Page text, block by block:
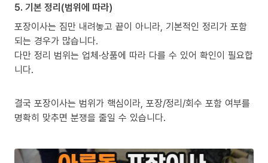
5. 기본 정리(범위에 따라)
포장이사는 짐만 내려놓고 끝이 아니라, 기본적인 정리가 포함
되는 경우가 많습니다.
다만 정리 범위는 업체·상품에 따라 다를 수 있어 확인이 필요합
니다.
결국 포장이사는 범위가 핵심이라, 포장/정리/회수 포함 여부를
명확히 맞추면 분쟁을 줄일 수 있습니다.